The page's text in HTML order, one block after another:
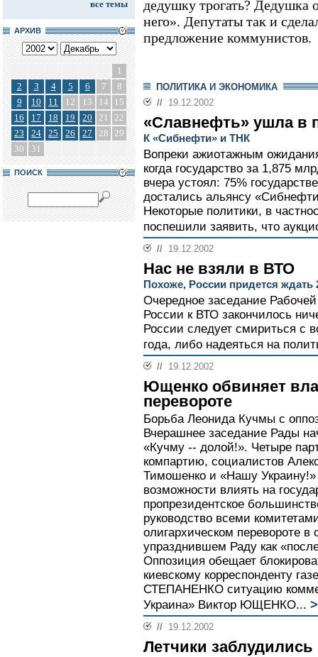
все темы
АРХИВ
1
2
3 4 5 6 7
8
9
10 11 12 13 14
15
16
17 18 19 20 21
22
23
24 25 26 27 28 29
30
31
ПОИСК
дедушку трогать? Дедушка
него». Депутаты так и
предложение коммунистов.
ПОЛИТИКА И ЭКОНОМИКА
// 19.12.2002
«Славнефть» ушла в
К «Сибнефти» и ТНК
Вопреки ажиотажным
когда государство за 1,875
вчера устоял: 75%
достались альянсу
Некоторые политики, в
поспешили заявить, что
// 19.12.2002
Нас не взяли в ВТО
Похоже, России придется ждать
Очередное заседание
России к ВТО закончилось
России следует смириться с
года, либо надеяться на
// 19.12.2002
Ющенко обвиняет
перевороте
Борьба Леонида Кучмы с
Вчерашнее заседание Рады
«Кучму -- долой!». Четыре
компартию, социалистов
Тимошенко и «Нашу
возможности влиять на
пропрезидентское
руководство всеми
олигархическом перевороте в
упразднившем Раду как
Оппозиция обещает
киевскому корреспонденту
СТЕПАНЕНКО ситуацию
Украина» Виктор ЮЩЕНКО...
// 19.12.2002
Летчики заблудились